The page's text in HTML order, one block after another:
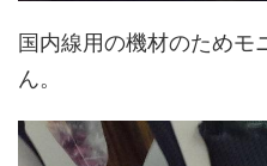
国内線用の機材のためモ
ん。